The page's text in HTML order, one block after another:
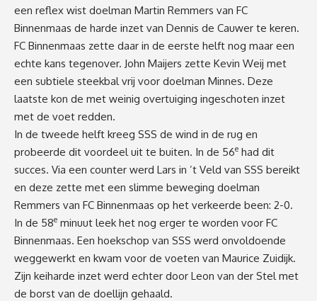
een reflex wist doelman Martin Remmers van FC
Binnenmaas de harde inzet van Dennis de Cauwer te keren.
FC Binnenmaas zette daar in de eerste helft nog maar een
echte kans tegenover. John Maijers zette Kevin Weij met
een subtiele steekbal vrij voor doelman Minnes. Deze
laatste kon de met weinig overtuiging ingeschoten inzet
met de voet redden.
In de tweede helft kreeg SSS de wind in de rug en
probeerde dit voordeel uit te buiten. In de 56e had dit
succes. Via een counter werd Lars in ’t Veld van SSS bereikt
en deze zette met een slimme beweging doelman
Remmers van FC Binnenmaas op het verkeerde been: 2-0.
In de 58e minuut leek het nog erger te worden voor FC
Binnenmaas. Een hoekschop van SSS werd onvoldoende
weggewerkt en kwam voor de voeten van Maurice Zuidijk.
Zijn keiharde inzet werd echter door Leon van der Stel met
de borst van de doellijn gehaald.